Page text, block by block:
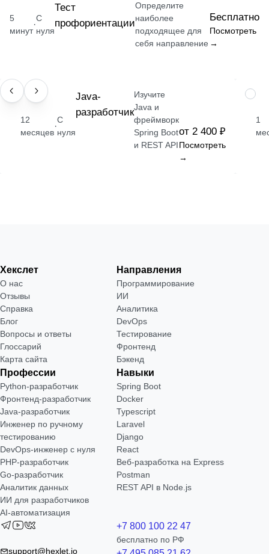
5
минут
·
С
нуля
Тест
профориентации
Определите
наиболее
подходящее для
себя направление
Бесплатно
Посмотреть
→
ПРОФЕССИЯ
12
месяцев
·
С
нуля
Java-
разработчик
Изучите
Java и
фреймворк
Spring Boot
и REST API
от 2 400 ₽
Посмотреть
→
1
Хекслет
О нас
Отзывы
Справка
Блог
Вопросы и ответы
Глоссарий
Карта сайта
Направления
Программирование
ИИ
Аналитика
DevOps
Тестирование
Фронтенд
Бэкенд
Профессии
Python-разработчик
Фронтенд-разработчик
Java-разработчик
Инженер по ручному
тестированию
DevOps-инженер с нуля
РНР-разработчик
Go-разработчик
Аналитик данных
ИИ для разработчиков
AI-автоматизация
Навыки
Spring Boot
Docker
Typescript
Laravel
Django
React
Веб-разработка на Express
Postman
REST API в Node.js
support@hexlet.io
+7 800 100 22 47
бесплатно по РФ